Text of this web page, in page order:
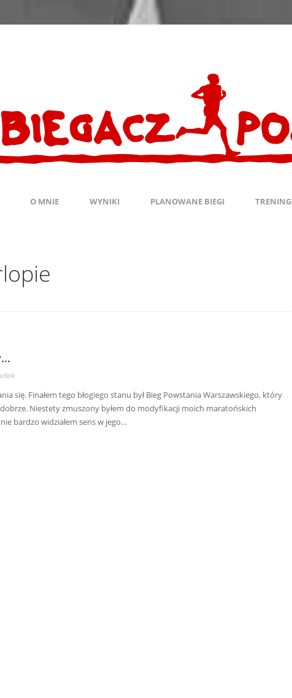
O MNIE WYNIKI PLANOWANE BIEGI TRENING
się. Finałem tego błogiego stanu był Bieg Powstania Warszawskiego, który
Niestety zmuszony byłem do modyfikacji moich maratońskich
bardzo widziałem sens w jego…